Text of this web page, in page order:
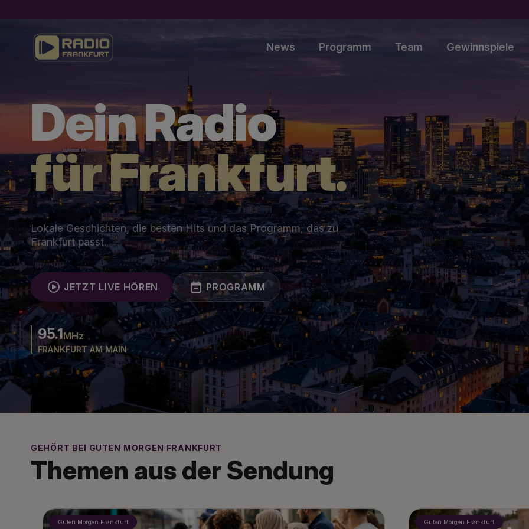
News Programm Team Gewinnspiele
Dein Radio
für Frankfurt.
Lokale Geschichten, die besten Hits und das Programm, das zu
Frankfurt passt.
JETZT LIVE HÖREN PROGRAMM
95.1MHz
FRANKFURT AM MAIN
GEHÖRT BEI GUTEN MORGEN FRANKFURT
Themen aus der Sendung
Guten Morgen Frankfurt Guten Morgen Frankfurt